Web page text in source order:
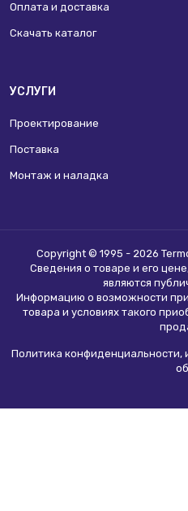
Оплата и доставка
Скачать каталог
УСЛУГИ
Проектирование
Поставка
Монтаж и наладка
Copyright © 1995 - 2026
Сведения о товаре и его
являются
Информацию о возможности
товара и условиях такого
Политика конфиденциальности,